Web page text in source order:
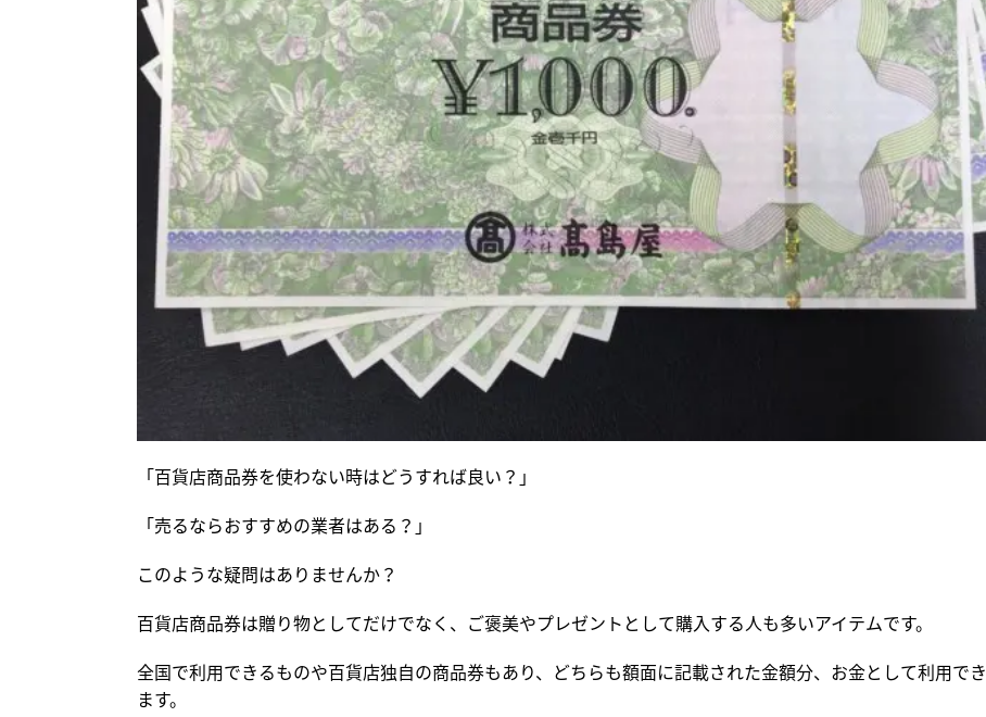
「百貨店商品券を使わない時はどうすれば良い？」
「売るならおすすめの業者はある？」
このような疑問はありませんか？
百貨店商品券は贈り物としてだけでなく、ご褒美やプレゼントとして購入する人も多いアイテムです。
全国で利用できるものや百貨店独自の商品券もあり、どちらも額面に記載された金額分、お金として利用でき
ます。